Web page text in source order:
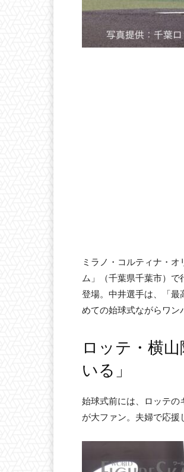
ミラノ・コルティナ・
ム」（千葉県千葉市）
登場。中井選手は、「最
めての始球式ながらワン
ロッテ・横
いる」
始球式前には、ロッテの
が大ファン。夫婦で応援